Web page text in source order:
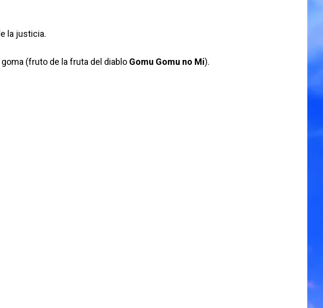
la justicia.
(fruto de la fruta del diablo Gomu Gomu no Mi).